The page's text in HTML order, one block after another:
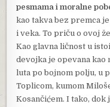
pesmama i moralne
kao takva bez premca
i veka. To priču o ovoj
Kao glavna ličnost u
devojka je opevana kao
luta po bojnom polju, u
Toplicom, kumom
Kosančićem. I tako,